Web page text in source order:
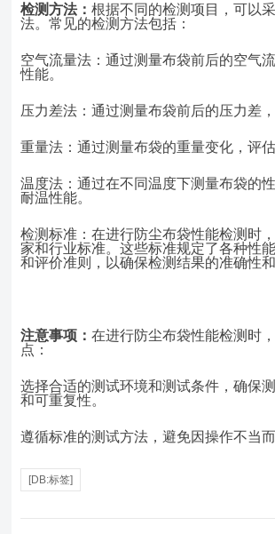
检测方法：根据不同的检测项目，可以
法。常见的检测方法包括：
空气流量法：通过测量布袋前后的空气
性能。
压力差法：通过测量布袋前后的压力差，
重量法：通过测量布袋的重量变化，评估
温度法：通过在不同温度下测量布袋的
耐温性能。
检测标准 ：在进行防尘布袋性能检测时
家和行业标准。这些标准规定了各种性
和评价准则，以确保检测结果的准确性和
注意事项：在进行防尘布袋性能检测时
点：
选择合适的测试环境和测试条件，确保
和可重复性。
遵循标准的测试方法，避免因操作不当而
[DB:标签]